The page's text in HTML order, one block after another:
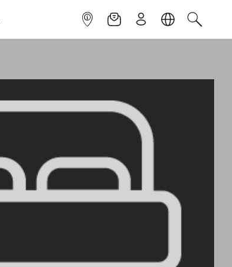
INFOPOINTNEWSLETTER
ISCRIVITILINGUACERCA